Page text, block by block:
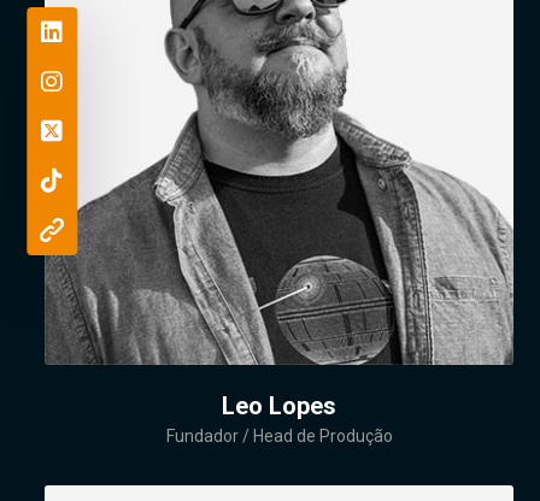
Leo Lopes
Fundador / Head de Produção